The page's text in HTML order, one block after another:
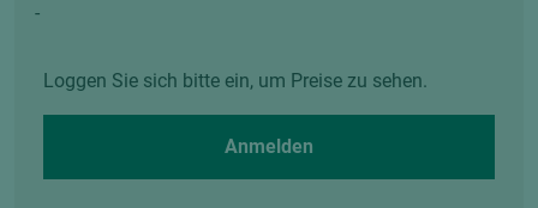
Loggen Sie sich bitte ein, um Preise zu sehen.
Anmelden